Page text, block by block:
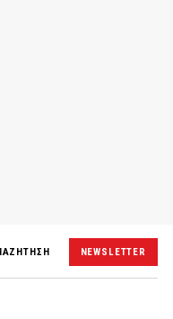
NEWSLETTER